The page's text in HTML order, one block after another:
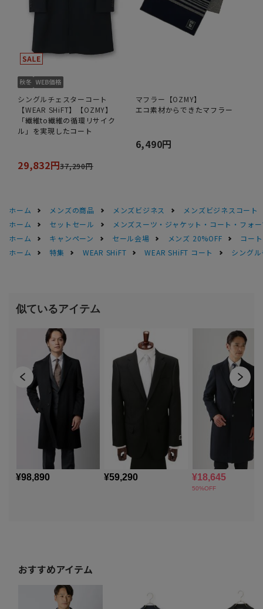
シングルチェスターコート
【WEAR SHiFT】【OZMY】
「繊維to繊維の循環リサイク
ル」を実現したコート
29,832円37,290円
マフラー【OZMY】
エコ素材からできたマフラー
6,490円
ホーム メンズの商品 メンズビジネス
メンズビジネスコート
ホーム
セットセール
メンズスーツ・ジャケット・コート・フォ
ホーム
キャンペーン セール会場 メンズ 20%OFF
コー
ホーム
特集 WEAR SHiFT WEAR SHiFT コート シング